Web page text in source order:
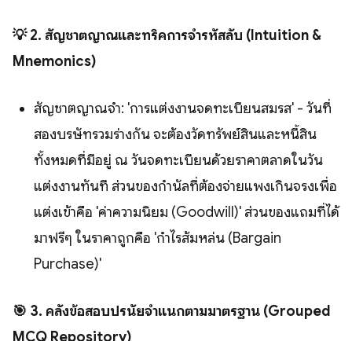
💡 2. สัญชาตญาณและทริคการจำรหัสลับ (Intuition &
Mnemonics)
สัญชาตญาณจำ: 'การแต่งงานจดทะเบียนสมรส' - วันที่
สองบริษัทรวมร่างกัน จะต้องวัดทรัพย์สินและหนี้สิน
ทั้งหมดที่มีอยู่ ณ วันจดทะเบียนด้วยราคาตลาดในวัน
แต่งงานทันที ส่วนของกำนัลที่ต้องจ่ายแพงเกินจริงเพื่อ
แต่งเข้าคือ 'ค่าความนิยม (Goodwill)' ส่วนของแถมที่ได้
มาฟรีๆ ในราคาถูกคือ 'กำไรส้มหล่น (Bargain
Purchase)'
🎯 3. คลังข้อสอบปรนัยจำแนกตามมาตรฐาน (Grouped
MCQ Repository)